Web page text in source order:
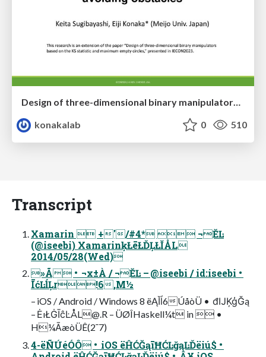
konakalab
0 510
Transcript
Xamarin  +'/#4*  ¬ĔĿ
(@iseebi) XamarinķŁēŁĎĻŁĬÅL
2014/05/28(Wed)
»Ã • ¬x±À / ¬ĔĿ – @iseebi / id:iseebi •
ĪćĿĺĻr!6,M½
– iOS / Android / Windows 8 ëĄĬĺ6ÚåòÜ • đĲĶģĞą
– ĖıŁĠĪĉĿÅL@.R – ÜØÎHaskell¼t in  •
H¼ĀæòÜÊ(2¯7)
4-ëÑÚéÓÔ • iOS ëĤĆĞąīĦĆĿğąĿĎëiú$ •